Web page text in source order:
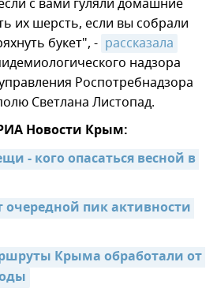
их шерсть, если вы собрали
букет", - рассказала
надзора
Роспотребнадзора
Светлана Листопад.
Новости Крым:
- кого опасаться весной в
очередной пик активности
Крыма обработали от